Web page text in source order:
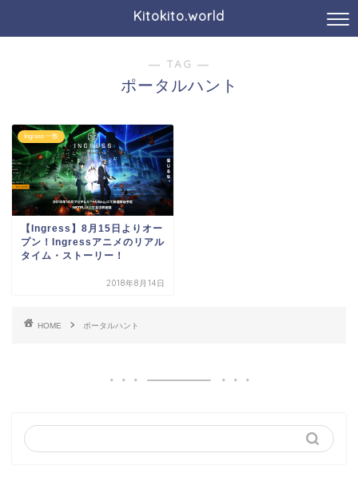
Kitokito.world
― TAG ―
ポータルハント
Ingress 一般
【Ingress】8月15日よりオー
プン！Ingressアニメのリアル
タイム・ストーリー！
2018年8月14日
HOME ポータルハント